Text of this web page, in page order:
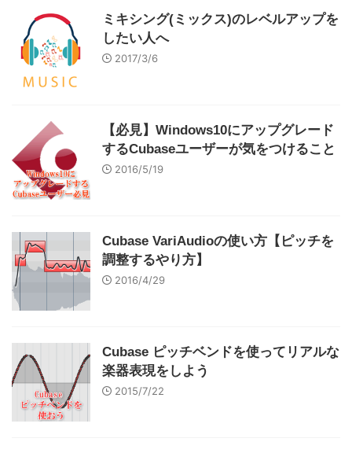
ミキシング(ミックス)のレベルアップを
したい人へ
2017/3/6
【必見】Windows10にアップグレード
するCubaseユーザーが気をつけること
2016/5/19
Cubase VariAudioの使い方【ピッチを
調整するやり方】
2016/4/29
Cubase ピッチベンドを使ってリアルな
楽器表現をしよう
2015/7/22